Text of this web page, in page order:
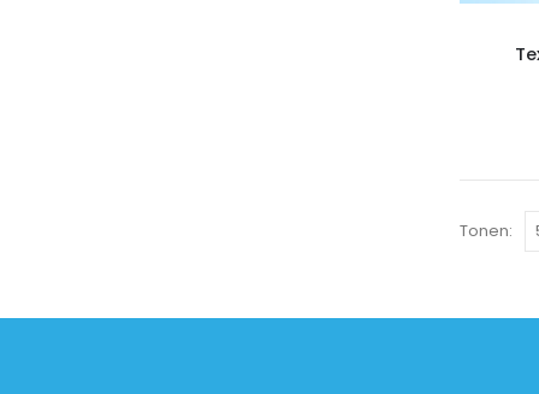
Tonen: